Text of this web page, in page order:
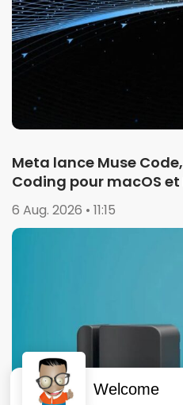
Meta lance Muse
Coding pour macOS et
6 Aug. 2026 • 11:15
Welcome